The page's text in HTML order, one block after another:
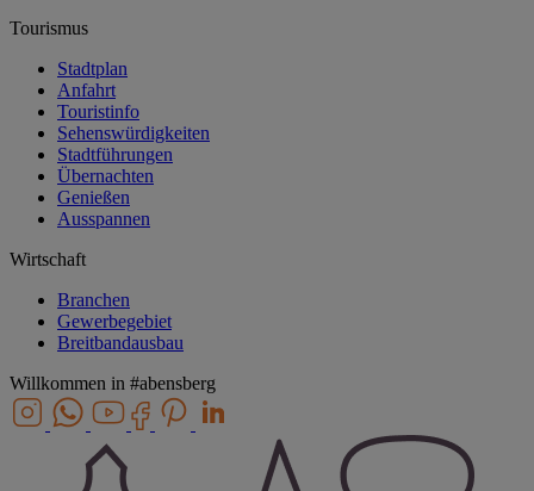
Tourismus
Stadtplan
Anfahrt
Touristinfo
Sehenswürdigkeiten
Stadtführungen
Übernachten
Genießen
Ausspannen
Wirtschaft
Branchen
Gewerbegebiet
Breitbandausbau
Willkommen in #abensberg